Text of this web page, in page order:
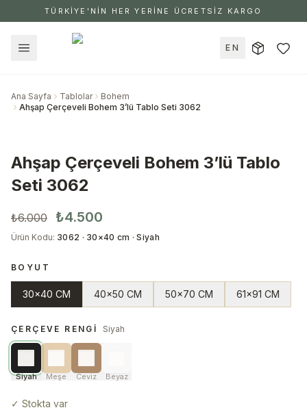
TÜRKİYE'NİN HER YERİNE ÜCRETSİZ KARGO
EN
Ana Sayfa Tablolar
Bohem
Ahşap Çerçeveli Bohem 3’lü Tablo Seti 3062
Ahşap Çerçeveli Bohem 3’lü Tablo
Seti 3062
₺6.000 ₺4.500
Ürün Kodu: 3062 · 30×40 cm · Siyah
BOYUT
30x40 CM 40x50 CM 50x70 CM 61x91 CM
ÇERÇEVE RENGI Siyah
Siyah Meşe Ceviz Beyaz
✓ Stokta var